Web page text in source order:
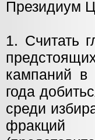
Президиум
1. Считать
кампаний в
года
среди
фракций